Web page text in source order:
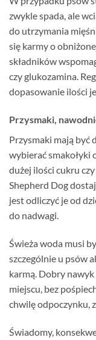
zwykle spada, ale
do utrzymania
się karmy o
składników
czy glukozamina.
dopasowanie ilości
Przysmaki,
Przysmaki mają być
wybierać smakołyki
dużej ilości cukru
Shepherd Dog
jest odliczyć je od
do nadwagi.
Świeża woda musi
szczególnie u psów
karmą. Dobry
miejscu, bez
chwilę odpoczynku,
Świadomy,